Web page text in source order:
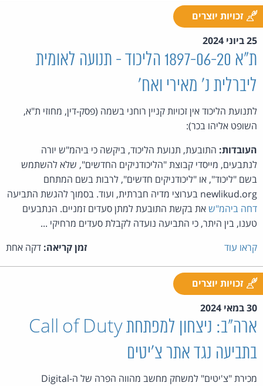
זכויות יוצרים
25 ביוני 2024
ת"א 1897-06-20 הליכוד - תנועה לאומית
ליברלית נ' מאירי ואח'
לתנועת הליכוד אין זכויות קניין רוחני בשמה (פסק-דין, מחוזי ת"א,
השופט אליהו בכר):
העובדות: התובעת, תנועת הליכוד, ביקשה כי ביהמ"ש יורה
לנתבעים, מייסדי קבוצת "הליכודניקים החדשים", שלא להשתמש
בשם "ליכוד", או "ליכודניקים חדשים", לרבות בשם המתחם
newlikud.org בערוצי מדיה חברתית, ועוד. בסמוך להגשת התביעה
דחה ביהמ"שאת בקשת התובעת למתן סעדים זמניים. הנתבעים
טענו, בין היתר, כי התביעה נועדה לקבלת סעדים מרחיקי ...
קראו עוד
זמן קריאה: דקה אחת
זכויות יוצרים
30 במאי 2024
ארה"ב: ניצחון למפתחת Call of Duty
בתביעה נגד אתר צ'יטים
מכירת "צ'יטים" למשחק מחשב מהווה הפרה של ה-Digital